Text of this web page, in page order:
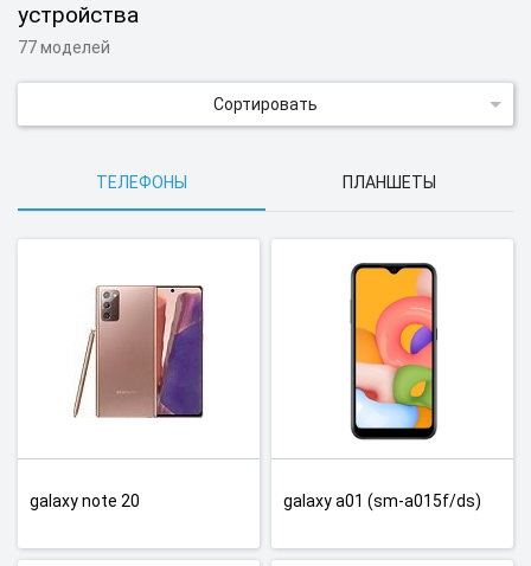
устройства
77 моделей
Сортировать
ТЕЛЕФОНЫ ПЛАНШЕТЫ
galaxy note 20 galaxy a01 (sm-a015f/ds)